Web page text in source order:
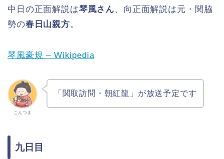
中日の正面解説は琴風さん、向正面解説は元・関脇
勢の春日山親方。
琴風豪規 – Wikipedia
こんつま
「関取訪問・朝紅龍」が放送予定です
九日目